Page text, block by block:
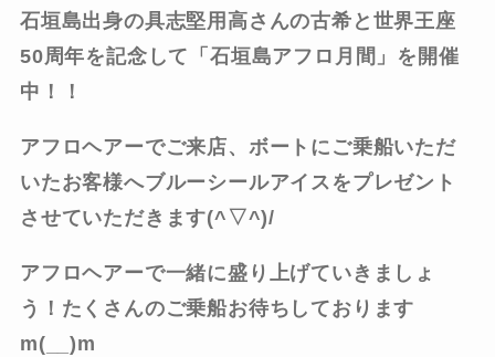
石垣島出身の具志堅用高さんの古希と世界王座
50周年を記念して「石垣島アフロ月間」を開催
中！！
アフロヘアーでご来店、ボートにご乗船いただ
いたお客様へブルーシールアイスをプレゼント
させていただきます(^▽^)/
アフロヘアーで一緒に盛り上げていきましょ
う！たくさんのご乗船お待ちしております
m(__)m